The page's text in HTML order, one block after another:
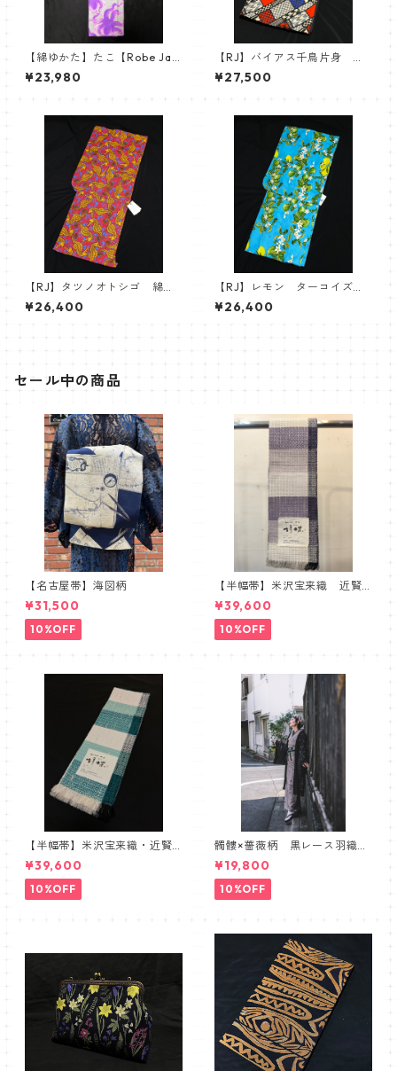
【綿ゆかた】たこ【Robe Jap
onica】
¥23,980
【RJ】バイアス千鳥片身 綿
ゆかた 浴衣 Robe Japonic
a
¥27,500
【RJ】タツノオトシゴ 綿ゆ
かた 浴衣 Robe Japonica
¥26,400
【RJ】レモン ターコイズ
綿ゆかた 浴衣 Robe Japon
ica
¥26,400
セール中の商品
【名古屋帯】海図柄
¥31,500
10%OFF
【半幅帯】米沢宝来織 近賢
織物謹製 胡蝶 ラベンダー
¥39,600
10%OFF
【半幅帯】米沢宝来織・近賢
織物謹製【単衣仕立て】
¥39,600
10%OFF
髑髏×薔薇柄 黒レース羽織
髑髏 薔薇 スカル ローズ
¥19,800
10%OFF